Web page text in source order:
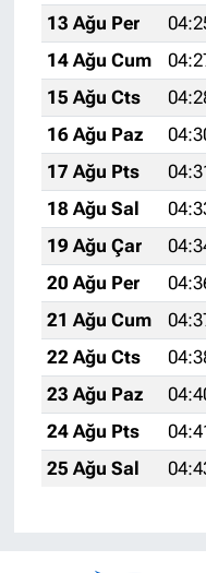
13 Ağu Per
14 Ağu Cum
15 Ağu Cts
16 Ağu Paz
17 Ağu Pts
18 Ağu Sal
19 Ağu Çar
20 Ağu Per
21 Ağu Cum
22 Ağu Cts
23 Ağu Paz
24 Ağu Pts
25 Ağu Sal